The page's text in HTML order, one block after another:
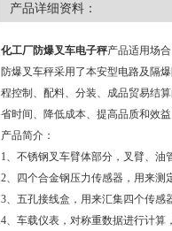
产品详细资料：
化工厂防爆叉车电子秤产品适用场
防爆叉车秤采用了本安型电路及隔
程控制、配料、分装、成品贸易结
省时间、降低成本、提高品质和效
产品简介：
1、不锈钢叉车臂体部分，叉臂、油
2、四个合金钢压力传感器，用来测
3、五孔接线盒，用来汇集四个传感
4、车载仪表，对称重数据进行计算